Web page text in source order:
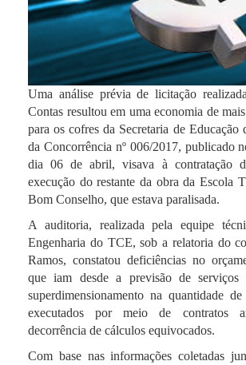
Uma análise prévia de licitação
Contas resultou em uma economia de
para os cofres da Secretaria de Educação
da Concorrência nº 006/2017, publicado
dia 06 de abril, visava à contratação
execução do restante da obra da Escola
Bom Conselho, que estava paralisada.
A auditoria, realizada pela equipe
Engenharia do TCE, sob a relatoria do
Ramos, constatou deficiências no
que iam desde a previsão de serviços
superdimensionamento na quantidade
executados por meio de contratos
decorrência de cálculos equivocados.
Com base nas informações coletadas